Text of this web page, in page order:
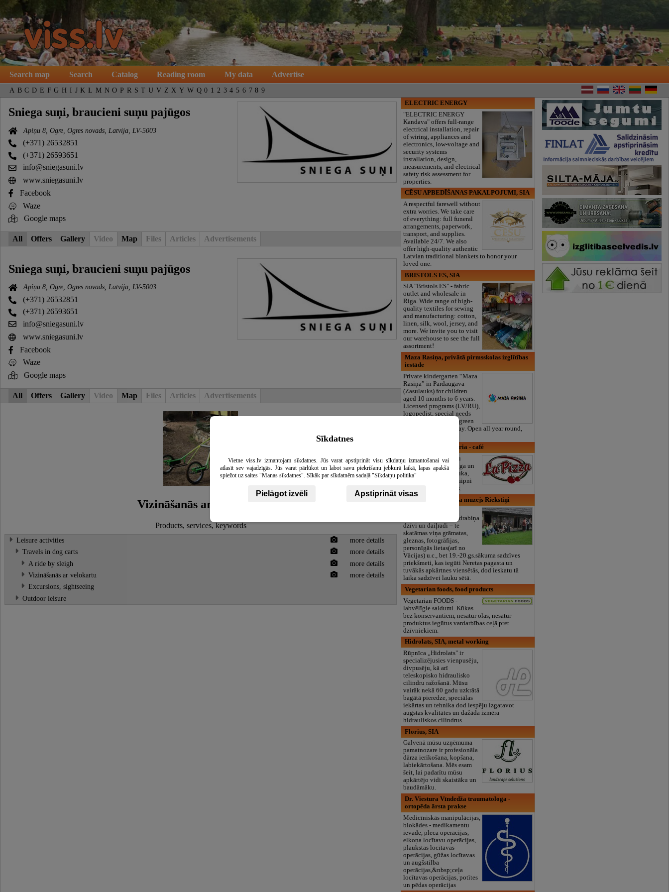
Search map Search Catalog Reading room My data Advertise
A B C D E F G H I J K L M N O P R S T U V Z X Y W Q 0 1 2 3 4 5 6 7 8 9
Sniega suņi, braucieni suņu pajūgos
Apiņu 8, Ogre, Ogres novads, Latvija, LV-5003
(+371) 26532851
(+371) 26593651
info@sniegasuni.lv
www.sniegasuni.lv
Facebook
Waze
Google maps
All Offers Gallery Video Map Files Articles Advertisements
Sniega suņi, braucieni suņu pajūgos
Apiņu 8, Ogre, Ogres novads, Latvija, LV-5003
(+371) 26532851
(+371) 26593651
info@sniegasuni.lv
www.sniegasuni.lv
Facebook
Waze
Google maps
All Offers Gallery Video Map Files Articles Advertisements
Vizināšanās ar velokartu
Products, services, keywords
Leisure activities
more details
Travels in dog carts
more details
A ride by sleigh
more details
Vizināšanās ar velokartu
more details
Excursions, sightseeing
Outdoor leisure
ELECTRIC ENERGY
"ELECTRIC ENERGY
Kandava" offers full-range
electrical installation, repair
of wiring, appliances and
electronics, low-voltage and
security systems
installation, design,
measurements, and electrical
safety risk assessment for
properties.
CĒSU APBEDĪŠANAS PAKALPOJUMI, SIA
A respectful farewell without
extra worries. We take care
of everything: full funeral
arrangements, paperwork,
transport, and supplies.
Available 24/7. We also
offer high-quality authentic
Latvian traditional blankets to honor your
loved one.
BRISTOLS ES, SIA
SIA "Bristols ES" - fabric
outlet and wholesale in
Riga. Wide range of high-
quality textiles for sewing
and manufacturing: cotton,
linen, silk, wool, jersey, and
more. We invite you to visit
our warehouse to see the full
assortment!
Maza Rasiņa, privātā pirmsskolas izglītības
iestāde
Private kindergarten “Maza
Rasiņa” in Pardaugava
(Zasulauks) for children
aged 10 months to 6 years.
Licensed programs (LV/RU),
logopedist, special needs
support, clubs, large green
area, and 3 meals a day. Open all year round,
LaPizza, SIA, pizzeria - café
Itāļu picas Latgaliešu
gaumē! Vienmēr svaiga un
garda produkcija. Jauka,
mierīga atmosfēra. Laipni
gaidīts ikviens viesis.
Jāņa Jaunsudrabiņa muzejs Riekstiņi
iepazīstina ar Jaunsudrabiņa
dzīvi un daiļradi – te
skatāmas viņa grāmatas,
gleznas, fotogrāfijas,
personīgās lietas(arī no
Vācijas) u.c., bet 19.-20.gs.sākuma sadzīves
priekšmeti, kas iegūti Neretas pagasta un
tuvākās apkārtnes viensētās, dod ieskatu tā
laika sadzīvei lauku sētā.
Vegetarian foods, food products
Vegetarian FOODS -
labvēlīgie saldumi. Kūkas
bez konservantiem, nesatur olas, nesatur
produktus iegūtus vardarbības ceļā pret
dzīvniekiem.
Hidrolats, SIA, metal working
Rūpnīca „Hidrolats" ir
specializējusies vienpusēju,
divpusēju, kā arī
teleskopisko hidraulisko
cilindru ražošanā. Mūsu
vairāk nekā 60 gadu uzkrātā
bagātā pieredze, speciālas
iekārtas un tehnika dod iespēju izgatavot
augstas kvalitātes un dažāda izmēra
hidrauliskos cilindrus.
Florius, SIA
Galvenā mūsu uzņēmuma
pamatnozare ir profesionāla
dārza ierīkošana, kopšana,
labiekārtošana. Mēs esam
šeit, lai padarītu mūsu
apkārtējo vidi skaistāku un
baudāmāku.
Dr. Viestura Vīndedža traumatologa -
ortopēda ārsta prakse
Medicīniskās manipulācijas,
blokādes - medikamentu
ievade, pleca operācijas,
elkoņa locītavu operācijas,
plaukstas locītavas
operācijas, gūžas locītavas
un augšstilba
operācijas,&nbsp;ceļa
locītavas operācijas, potītes
un pēdas operācijas
Sīkdatnes
Vietne viss.lv izmantojam sīkdatnes. Jūs varat apstiprināt visu sīkdatņu izmantošanai vai
atlasīt sev vajadzīgās. Jūs varat pārlūkot un labot savu piekrišanu jebkurā laikā, lapas apakšā
spiežot uz saites "Manas sīkdatnes". Sīkāk par sīkdatnēm sadaļā "Sīkdatņu politika"
Pielāgot izvēli Apstiprināt visas